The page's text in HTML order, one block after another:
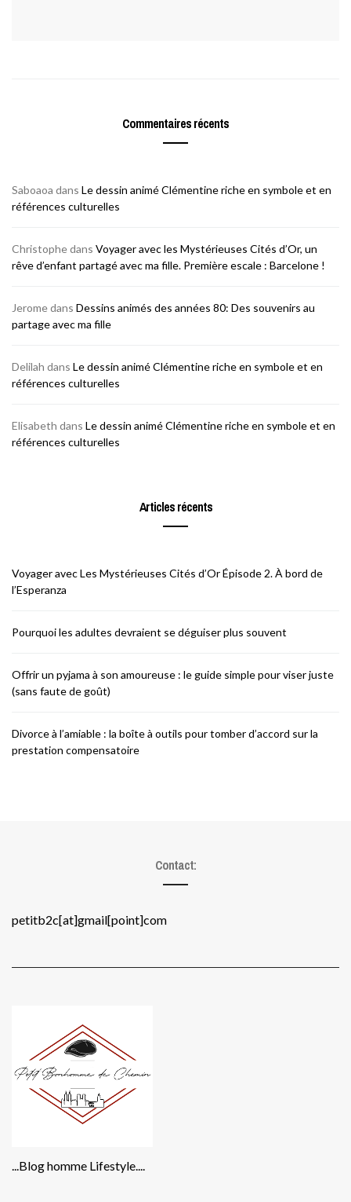
Commentaires récents
Saboaoa dans Le dessin animé Clémentine riche en symbole et en
références culturelles
Christophedans Voyager avec les Mystérieuses Cités d’Or, un
rêve d’enfant partagé avec ma fille. Première escale : Barcelone !
Jeromedans Dessins animés des années 80: Des souvenirs au
partage avec ma fille
Delilah dans Le dessin animé Clémentine riche en symbole et en
références culturelles
Elisabeth dans Le dessin animé Clémentine riche en symbole et en
références culturelles
Articles récents
Voyager avec Les Mystérieuses Cités d’Or Épisode 2. À bord de
l’Esperanza
Pourquoi les adultes devraient se déguiser plus souvent
Offrir un pyjama à son amoureuse : le guide simple pour viser juste
(sans faute de goût)
Divorce à l’amiable : la boîte à outils pour tomber d’accord sur la
prestation compensatoire
Contact:
petitb2c[at]gmail[point]com
...Blog homme Lifestyle....